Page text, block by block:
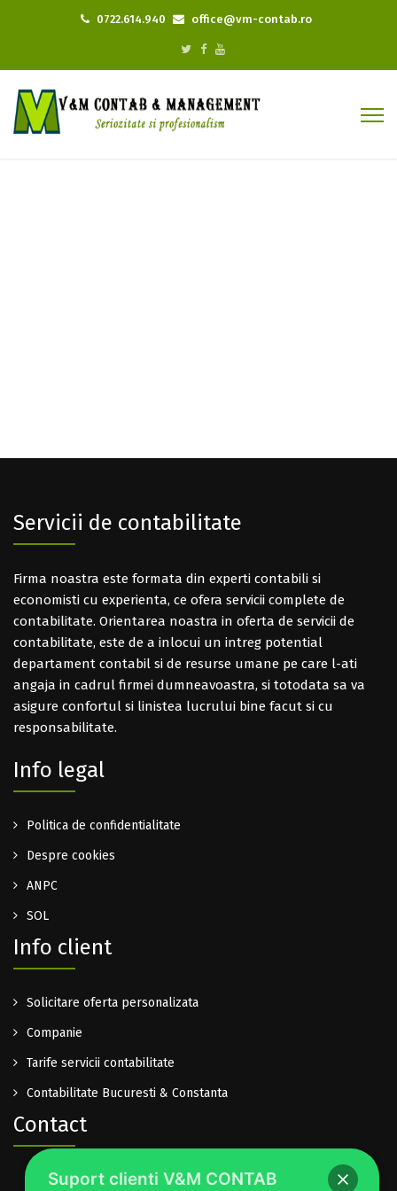
0722.614.940 office@vm-contab.ro
Servicii de contabilitate
Firma noastra este formata din experti contabili si
economisti cu experienta, ce ofera servicii complete de
contabilitate. Orientarea noastra in oferta de servicii de
contabilitate, este de a inlocui un intreg potential
departament contabil si de resurse umane pe care l-ati
angaja in cadrul firmei dumneavoastra, si totodata sa va
asigure confortul si linistea lucrului bine facut si cu
responsabilitate.
Info legal
Politica de confidentialitate
Despre cookies
ANPC
SOL
Info client
Solicitare oferta personalizata
Companie
Tarife servicii contabilitate
Contabilitate Bucuresti & Constanta
Contact
0722.614.940
Suport clienti V&M CONTAB